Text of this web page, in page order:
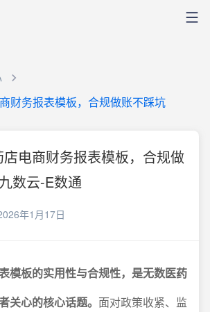
财务报表模板，合规做账不踩坑
电商财务报表模板，合规做
数云-E数通
年1月17日
模板的实用性与合规性，是无数医药
关心的核心话题。 面对政策收紧、监